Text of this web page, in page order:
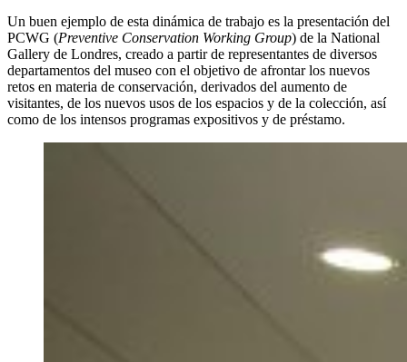
Un buen ejemplo de esta dinámica de trabajo es la presentación del
PCWG (Preventive Conservation Working Group) de la National
Gallery de Londres, creado a partir de representantes de diversos
departamentos del museo con el objetivo de afrontar los nuevos
retos en materia de conservación, derivados del aumento de
visitantes, de los nuevos usos de los espacios y de la colección, así
como de los intensos programas expositivos y de préstamo.